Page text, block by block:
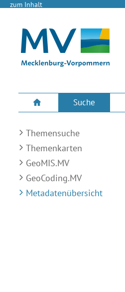
zum Inhalt
Suche
Themensuche
Themenkarten
GeoMIS.MV
GeoCoding.MV
Metadatenübersicht